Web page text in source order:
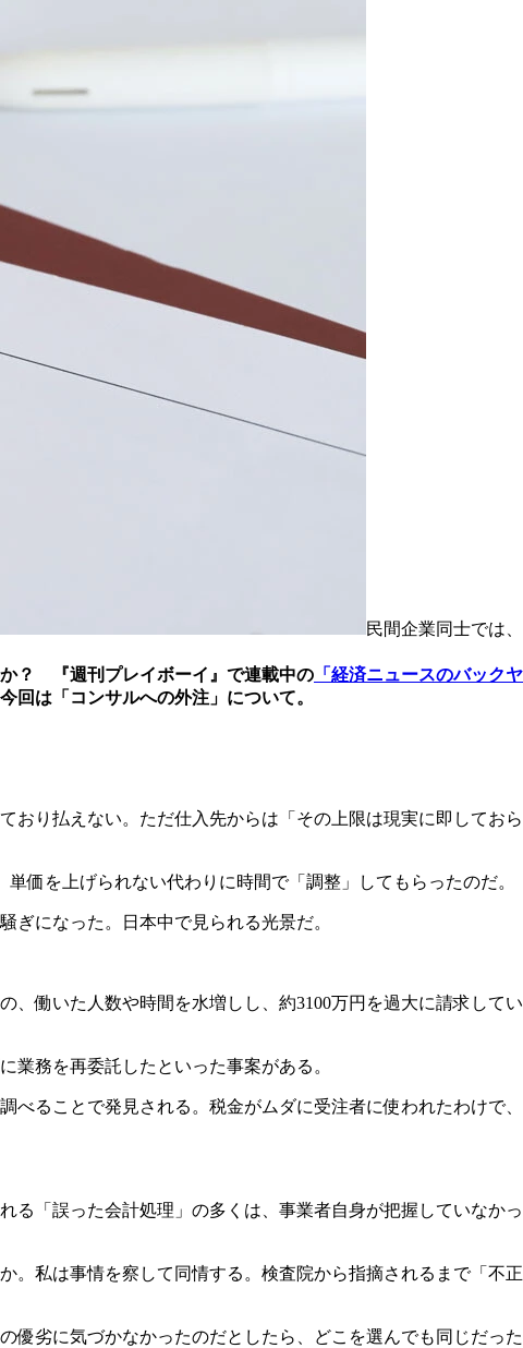
民間企業同士では、
？ 『週刊プレイボーイ』で連載中の 「経済ニュースのバックヤ
回は「コンサルへの外注」について。
おり払えない。ただ仕入先からは「その上限は現実に即しておら
価を上げられない代わりに時間で「調整」してもらったのだ。
ぎになった。日本中で見られる光景だ。
、働いた人数や時間を水増しし、約3100万円を過大に請求してい
業務を再委託したといった事案がある。
ることで発見される。税金がムダに受注者に使われたわけで、
る「誤った会計処理」の多くは、事業者自身が把握していなかっ
。私は事情を察して同情する。検査院から指摘されるまで「不正
優劣に気づかなかったのだとしたら、どこを選んでも同じだった